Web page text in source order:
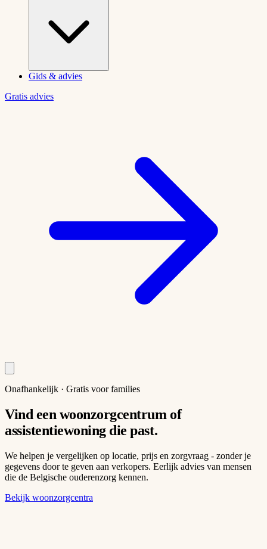
Gids & advies
Gratis advies
Onafhankelijk · Gratis voor families
Vind een woonzorgcentrum of
assistentiewoning die past.
We helpen je vergelijken op locatie, prijs en zorgvraag - zonder je
gegevens door te geven aan verkopers. Eerlijk advies van mensen
die de Belgische ouderenzorg kennen.
Bekijk woonzorgcentra